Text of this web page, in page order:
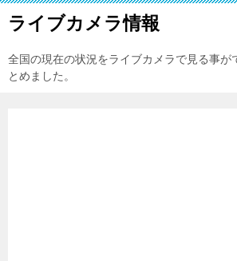
ライブカメラ情報
全国の現在の状況をライブカメラで見る事が
とめました。